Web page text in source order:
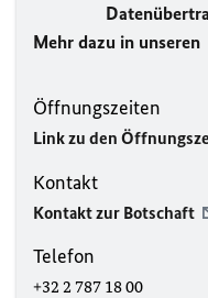
Mehr dazu in unseren
Öffnungszeiten
Link zu den
Kontakt
Kontakt zur Botschaft
Telefon
+32 2 787 18 00